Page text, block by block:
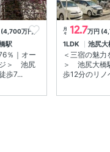
飼育時敷金1ヶ月増
要問合せ
(4,700万円)
駅
％｜オー
＞ 池尻
歩7...
月
々 12.7万円
1LDK 池尻大
＜三宿の魅力
＞ 池尻大橋
歩12分のリノ